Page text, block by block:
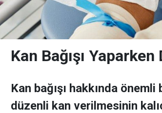
Kan Bağışı
Kan bağışı hakkında
düzenli kan verilmesinin